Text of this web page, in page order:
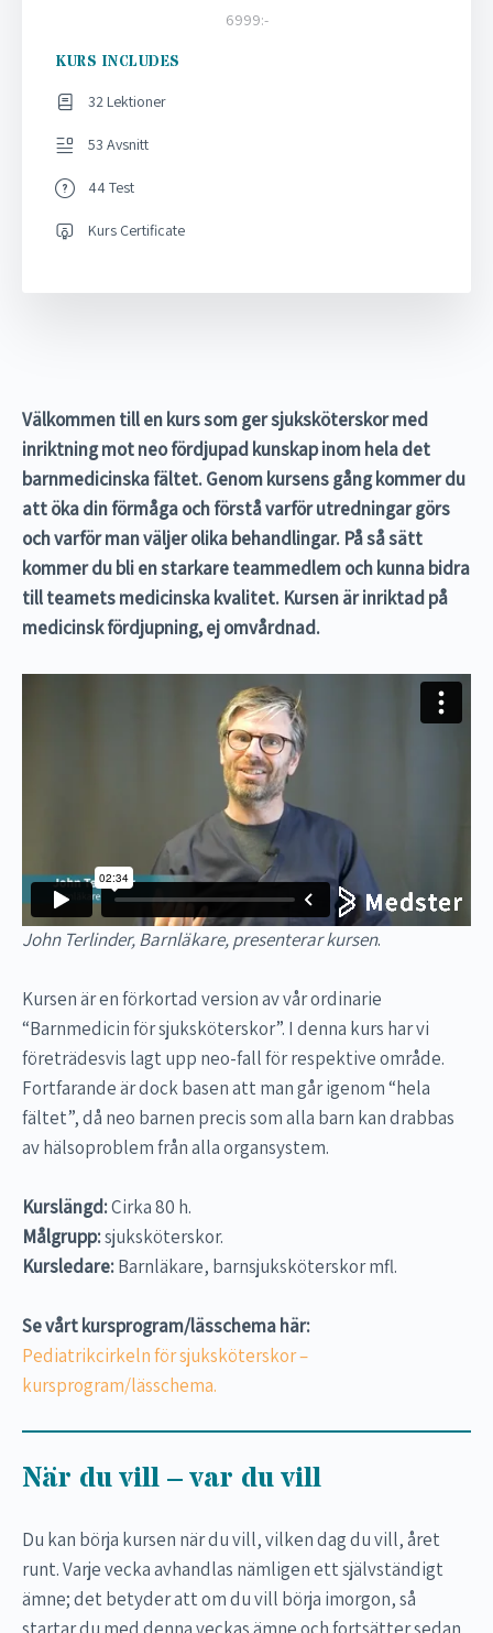
Välkommen till en kurs som ger sjuksköterskor med
inriktning mot neo fördjupad kunskap inom hela det
barnmedicinska fältet. Genom kursens gång kommer du
att öka din förmåga och förstå varför utredningar görs
och varför man väljer olika behandlingar. På så sätt
kommer du bli en starkare teammedlem och kunna bidra
till teamets medicinska kvalitet. Kursen är inriktad på
medicinsk fördjupning, ej omvårdnad.
John Terlinder, Barnläkare, presenterar kursen.
Kursen är en förkortad version av vår ordinarie
“Barnmedicin för sjuksköterskor”. I denna kurs har vi
företrädesvis lagt upp neo-fall för respektive område.
Fortfarande är dock basen att man går igenom “hela
fältet”, då neo barnen precis som alla barn kan drabbas
av hälsoproblem från alla organsystem.
Kurslängd:Cirka 80 h.
Målgrupp:sjuksköterskor.
Kursledare:Barnläkare, barnsjuksköterskor mfl.
Se vårt kursprogram/lässchema här:
Pediatrikcirkeln för sjuksköterskor –
kursprogram/lässchema.
När du vill – var du vill
Du kan börja kursen när du vill, vilken dag du vill, året
runt. Varje vecka avhandlas nämligen ett självständigt
ämne; det betyder att om du vill börja imorgon, så
6999:-
KURS INCLUDES
32 Lektioner
53 Avsnitt
44 Test
Kurs Certificate